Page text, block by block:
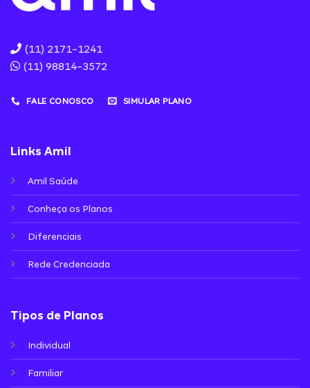
(11) 2171-1241
(11) 98814-3572
FALE CONOSCO SIMULAR PLANO
Links Amil
Amil Saúde
Conheça os Planos
Diferenciais
Rede Credenciada
Tipos de Planos
Individual
Familiar